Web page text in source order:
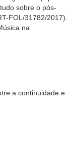
sobre o pós-
FOL/31782/2017).
na
a continuidade e